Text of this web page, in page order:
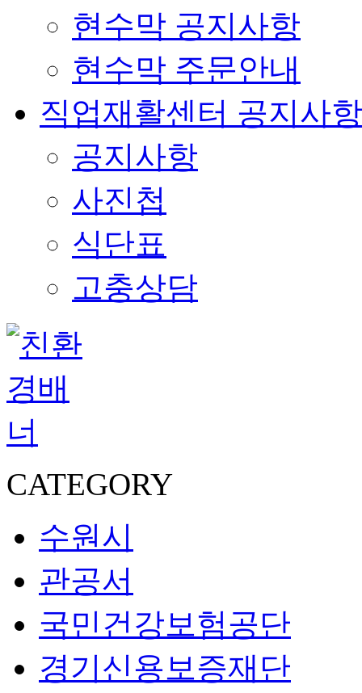
현수막 공지사항
현수막 주문안내
직업재활센터 공지사항
공지사항
사진첩
식단표
고충상담
CATEGORY
수원시
관공서
국민건강보험공단
경기신용보증재단